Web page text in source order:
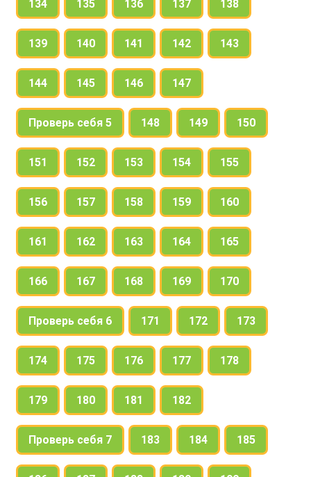
134 135 136 137 138
139 140 141 142 143
144 145 146 147
Проверь себя 5 148 149 150
151 152 153 154 155
156 157 158 159 160
161 162 163 164 165
166 167 168 169 170
Проверь себя 6 171 172 173
174 175 176 177 178
179 180 181 182
Проверь себя 7 183 184 185